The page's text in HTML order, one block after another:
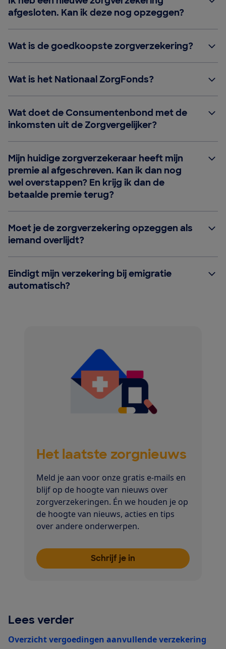
afgesloten. Kan ik deze nog opzeggen?
Wat is de goedkoopste zorgverzekering?
Wat is het Nationaal ZorgFonds?
Wat doet de Consumentenbond met de
inkomsten uit de Zorgvergelijker?
Mijn huidige zorgverzekeraar heeft mijn
premie al afgeschreven. Kan ik dan nog
wel overstappen? En krijg ik dan de
betaalde premie terug?
Moet je de zorgverzekering opzeggen als
iemand overlijdt?
Eindigt mijn verzekering bij emigratie
automatisch?
Het laatste zorgnieuws
Meld je aan voor onze gratis e-mails en
blijf op de hoogte van nieuws over
zorgverzekeringen. Én we houden je op
de hoogte van nieuws, acties en tips
over andere onderwerpen.
Schrijf je in
Lees verder
Overzicht vergoedingen aanvullende verzekering